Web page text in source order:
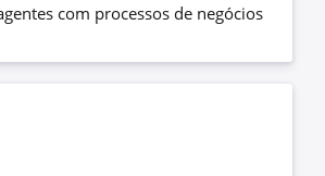
com processos de negócios